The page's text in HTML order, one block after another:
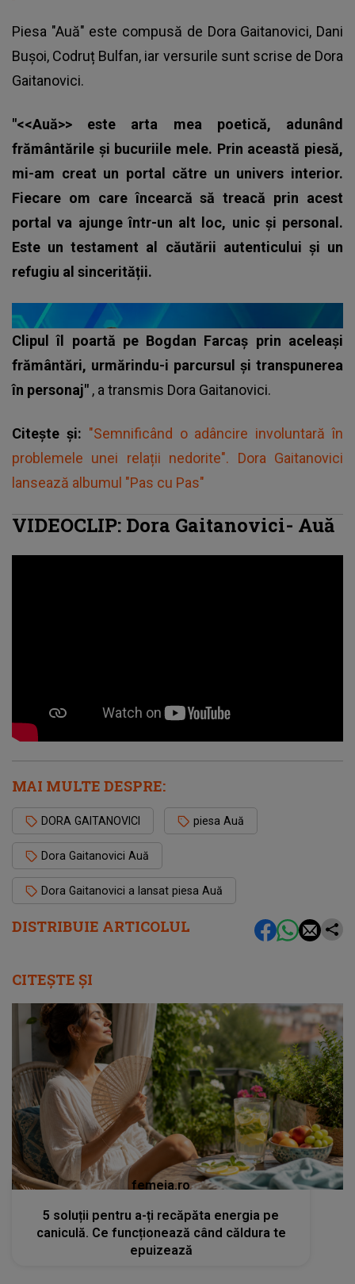
DISTRIBUIE ARTICOLUL
Piesa "Auă" este compusă de Dora Gaitanovici, Dani
Buşoi, Codruț Bulfan, iar versurile sunt scrise de Dora
Gaitanovici.
"<<Auă>> este arta mea poetică, adunând
frământările și bucuriile mele. Prin această piesă,
mi-am creat un portal către un univers interior.
Fiecare om care încearcă să treacă prin acest
portal va ajunge într-un alt loc, unic și personal.
Este un testament al căutării autenticului și un
refugiu al sincerității.
Clipul îl poartă pe Bogdan Farcaş prin aceleaşi
frământări, urmărindu-i parcursul şi transpunerea
în personaj" , a transmis Dora Gaitanovici.
Citește și: "Semnificând o adâncire involuntară în
problemele unei relații nedorite". Dora Gaitanovici
lansează albumul "Pas cu Pas"
VIDEOCLIP: Dora Gaitanovici- Auă
MAI MULTE DESPRE:
DORA GAITANOVICI piesa Auă
Dora Gaitanovici Auă
Dora Gaitanovici a lansat piesa Auă
CITEȘTE ȘI
femeia.ro
5 soluții pentru a-ți recăpăta energia pe
caniculă. Ce funcționează când căldura te
epuizează